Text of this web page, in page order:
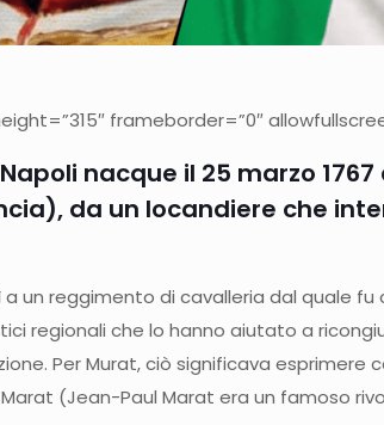
frameborder=”0″
nacque il 25 marzo
da un locandiere che
un reggimento di cavalleria dal quale
regionali che lo hanno aiutato a
Per Murat, ciò significava esprimere
(Jean-Paul Marat era un famoso